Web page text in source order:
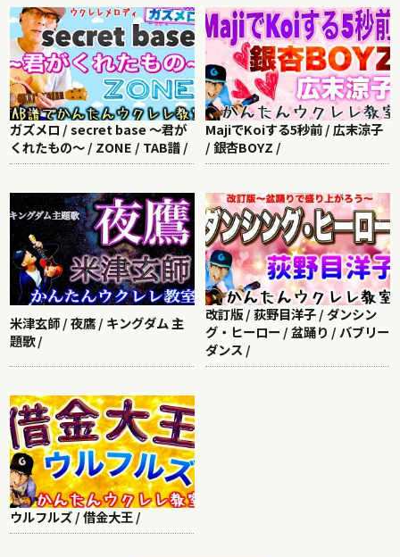
ガズメロ / secret base ～君が
くれたもの～ / ZONE / TAB譜 /
MajiでKoiする5秒前 / 広末涼子
/ 銀杏BOYZ /
米津玄師 / 夜鷹 / キングダム 主
題歌 /
改訂版 / 荻野目洋子 / ダンシン
グ・ヒーロー / 盆踊り / バブリー
ダンス /
ウルフルズ / 借金大王 /